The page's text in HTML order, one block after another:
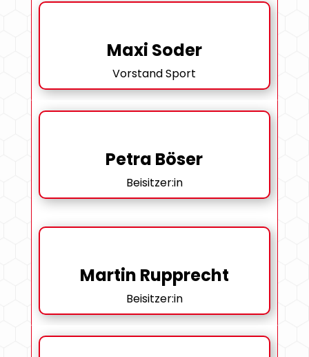
Maxi Soder
Vorstand Sport
Petra Böser
Beisitzer:in
Martin Rupprecht
Beisitzer:in